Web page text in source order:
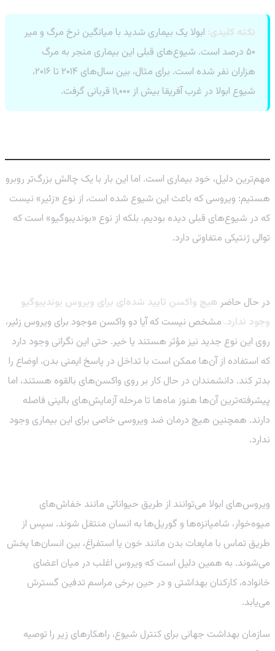
نکته کلیدی: ابولا یک بیماری شدید با میانگین نرخ مرگ و میر
۵۰ درصد است. شیوع‌های قبلی این بیماری منجر به مرگ
هزاران نفر شده است. برای مثال، بین سال‌های ۲۰۱۴ تا ۲۰۱۶،
شیوع ابولا در غرب آفریقا بیش از ۱۱,۰۰۰ قربانی گرفت.
مهم‌ترین دلیل، خود بیماری است. اما این بار با یک چالش بزرگ‌تر روبرو
هستیم: ویروسی که باعث این شیوع شده است، از نوع «زئیر» نیست
که در شیوع‌های قبلی دیده بودیم، بلکه از نوع «بوندیبوگیو» است که
توالی ژنتیکی متفاوتی دارد.
در حال حاضر هیچ واکسن تایید شده‌ای برای ویروس بوندیبوگیو
وجود ندارد. مشخص نیست که آیا دو واکسن موجود برای ویروس زئیر،
روی این نوع جدید نیز مؤثر هستند یا خیر. حتی این نگرانی وجود دارد
که استفاده از آن‌ها ممکن است با تداخل در پاسخ ایمنی بدن، اوضاع را
بدتر کند. دانشمندان در حال کار بر روی واکسن‌های بالقوه هستند، اما
پیشرفته‌ترین آن‌ها هنوز ماه‌ها تا مرحله آزمایش‌های بالینی فاصله
دارند. همچنین هیچ درمان ضد ویروسی خاصی برای این بیماری وجود
ندارد.
ویروس‌های ابولا می‌توانند از طریق حیواناتی مانند خفاش‌های
میوه‌خوار، شامپانزه‌ها و گوریل‌ها به انسان منتقل شوند. سپس از
طریق تماس با مایعات بدن مانند خون یا استفراغ، بین انسان‌ها پخش
می‌شوند. به همین دلیل است که ویروس اغلب در میان اعضای
خانواده، کارکنان بهداشتی و در حین برخی مراسم تدفین گسترش
می‌یابد.
سازمان بهداشت جهانی برای کنترل شیوع، راهکارهای زیر را توصیه